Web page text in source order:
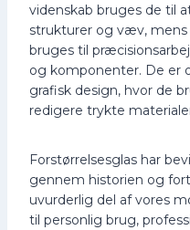
videnskab bruges de til
strukturer og væv,
bruges til
og komponenter. De er
grafisk design, hvor de
redigere trykte
Forstørrelsesglas har
gennem historien og
uvurderlig del af vores
til personlig brug,